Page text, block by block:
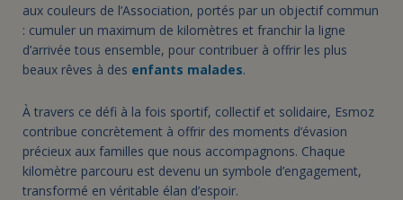
aux couleurs de l’Association, portés par un objectif commun
: cumuler un maximum de kilomètres et franchir la ligne
d’arrivée tous ensemble, pour contribuer à offrir les plus
beaux rêves à des enfants malades.
À travers ce défi à la fois sportif, collectif et solidaire, Esmoz
contribue concrètement à offrir des moments d’évasion
précieux aux familles que nous accompagnons. Chaque
kilomètre parcouru est devenu un symbole d’engagement,
transformé en véritable élan d’espoir.